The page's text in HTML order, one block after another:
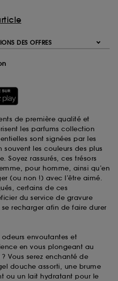
DES OFFRES
de première qualité et
les parfums collection
sont signées par les
souvent les couleurs des plus
Soyez rassurés, ces trésors
pour homme, ainsi qu’en
(ou non !) avec l’être aimé.
certains de ces
du service de gravure
recharger afin de faire durer
envoutantes et
en vous plongeant au
? Vous serez enchanté de
douche assorti, une brume
ou un lait hydratant pour le